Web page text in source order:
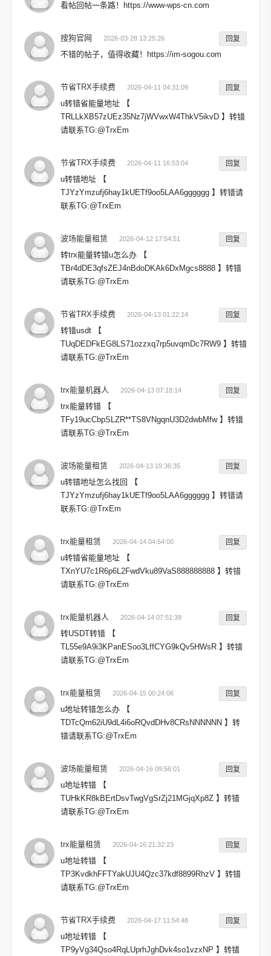
看帖回帖一条路！https://www-wps-cn.com
搜狗官网 2026-03-28 13:25:26 回复
不错的帖子，值得收藏！https://im-sogou.com
节省TRX手续费 2026-04-11 04:31:09 回复
u转错省能量地址 【
TRLLkXB57zUEz35Nz7jWVwxW4ThkV5ikvD 】转错
请联系TG:@TrxEm
节省TRX手续费 2026-04-11 16:53:04 回复
u转错地址 【
TJYzYmzufj6hay1kUETf9oo5LAA6gggggg 】转错请
联系TG:@TrxEm
波场能量租赁 2026-04-12 17:54:51 回复
转trx能量转错u怎么办 【
TBr4dDE3qfsZEJ4nBdoDKAk6DxMgcs8888 】转错
请联系TG:@TrxEm
节省TRX手续费 2026-04-13 01:22:14 回复
转错usdt 【
TUqDEDFkEG8LS71ozzxq7rp5uvqmDc7RW9 】转错
请联系TG:@TrxEm
trx能量机器人 2026-04-13 07:18:14 回复
trx能量转错 【
TFy19ucCbpSLZR**TS8VNgqnU3D2dwbMfw 】转错
请联系TG:@TrxEm
波场能量租赁 2026-04-13 19:36:35 回复
u转错地址怎么找回 【
TJYzYmzufj6hay1kUETf9oo5LAA6gggggg 】转错请
联系TG:@TrxEm
trx能量租赁 2026-04-14 04:54:00 回复
u转错省能量地址 【
TXnYU7c1R6p6L2FwdVku89VaS888888888 】转错
请联系TG:@TrxEm
trx能量机器人 2026-04-14 07:51:39 回复
转USDT转错 【
TL55e9A9i3KPanESoo3LffCYG9kQv5HWsR 】转错
请联系TG:@TrxEm
trx能量租赁 2026-04-15 00:24:06 回复
u地址转错怎么办 【
TDTcQm62iU9dL4i6oRQvdDHv8CRsNNNNNN 】转
错请联系TG:@TrxEm
波场能量租赁 2026-04-16 09:56:01 回复
u地址转错 【
TUHkKR8kBErtDsvTwgVgSrZj21MGjqXp8Z 】转错
请联系TG:@TrxEm
trx能量租赁 2026-04-16 21:32:23 回复
u地址转错 【
TP3KvdkhFFTYakUJU4Qzc37kdf8899RhzV 】转错
请联系TG:@TrxEm
节省TRX手续费 2026-04-17 11:54:48 回复
u地址转错 【
TP9yVg34Qso4RqLUprhJghDvk4so1vzxNP 】转错